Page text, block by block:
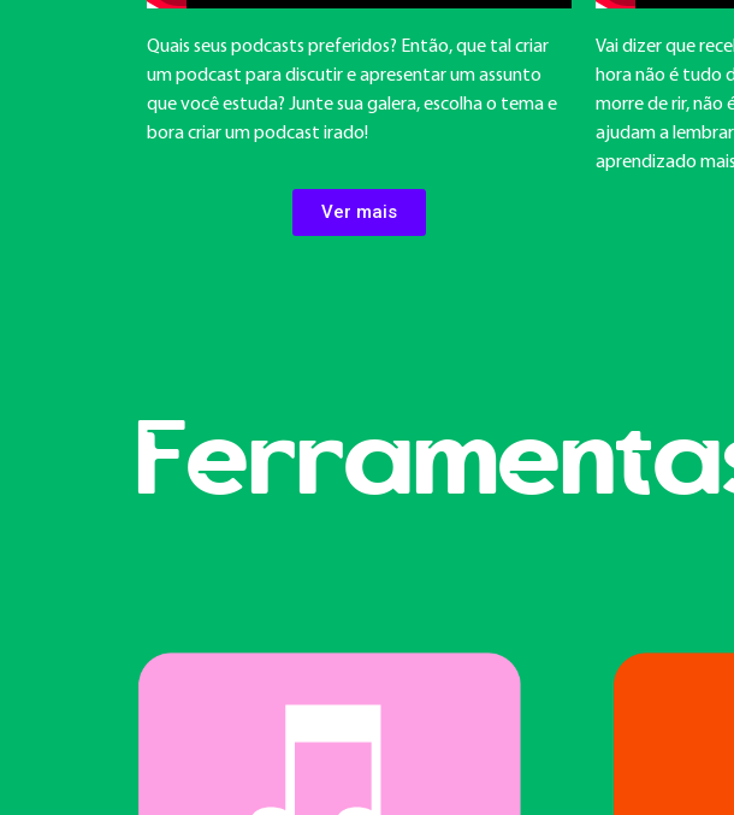
Quais seus podcasts preferidos? Então, que tal criar
um podcast para discutir e apresentar um assunto
que você estuda? Junte sua galera, escolha o tema e
bora criar um podcast irado!
Ver mais
Vai dizer que
hora não é tudo
morre de rir, não
ajudam a
aprendizado